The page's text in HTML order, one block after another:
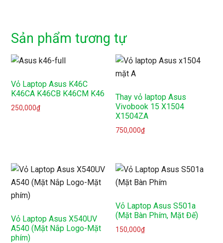
Sản phẩm tương tự
Vỏ Laptop Asus K46C
K46CA K46CB K46CM K46
250,000₫
Thay vỏ laptop Asus
Vivobook 15 X1504
X1504ZA
750,000₫
Vỏ Laptop Asus X540UV
A540 (Mặt Nắp Logo-Mặt
phím)
Vỏ Laptop Asus S501a
(Mặt Bàn Phím, Mặt Đế)
150,000₫